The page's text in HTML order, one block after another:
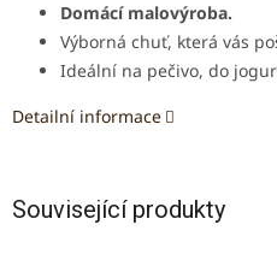
Domácí malovýroba.
Výborná chuť, která vás
Ideální na pečivo, do
Detailní informace
Související produkty